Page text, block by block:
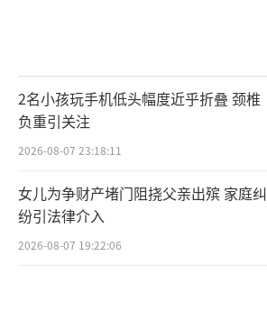
2名小孩玩手机低头幅度近乎折叠 颈椎
负重引关注
2026-08-07 23:18:11
女儿为争财产堵门阻挠父亲出殡 家庭纠
纷引法律介入
2026-08-07 19:22:06